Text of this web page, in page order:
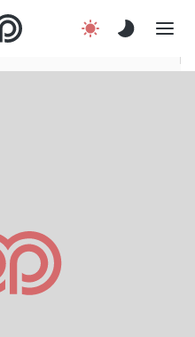
Rólunk
Korábbi évek